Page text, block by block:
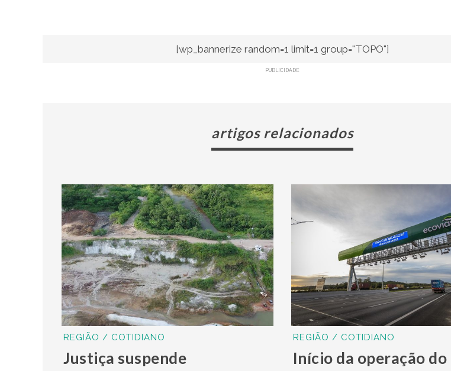
[wp_bannerize random=1 limit=1 group="TOPO"]
PUBLICIDADE
artigos relacionados
REGIÃO / COTIDIANO
Justiça suspende
REGIÃO / COTIDIANO
Início da operação do